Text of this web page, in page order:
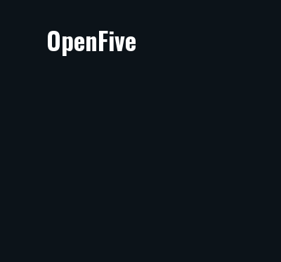
OpenFive